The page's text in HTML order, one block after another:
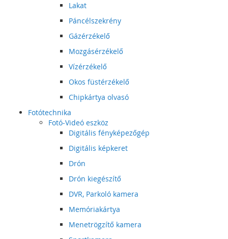
Lakat
Páncélszekrény
Gázérzékelő
Mozgásérzékelő
Vízérzékelő
Okos füstérzékelő
Chipkártya olvasó
Fotótechnika
Fotó-Videó eszköz
Digitális fényképezőgép
Digitális képkeret
Drón
Drón kiegészítő
DVR, Parkoló kamera
Memóriakártya
Menetrögzítő kamera